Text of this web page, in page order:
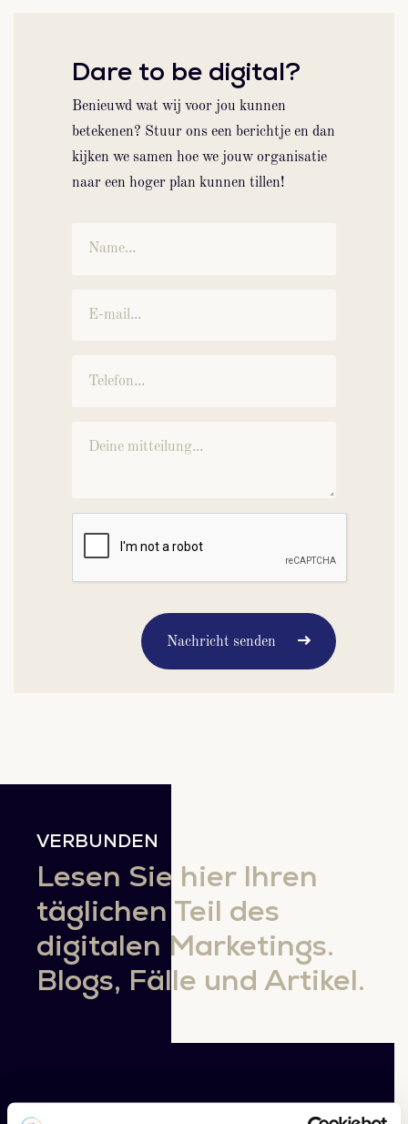
Dare to be digital?
Benieuwd wat wij voor jou kunnen
betekenen? Stuur ons een berichtje en dan
kijken we samen hoe we jouw organisatie
naar een hoger plan kunnen tillen!
Nachricht senden
VERBUNDEN
Lesen Sie hier Ihren
täglichen Teil des
digitalen Marketings.
Blogs, Fälle und Artikel.